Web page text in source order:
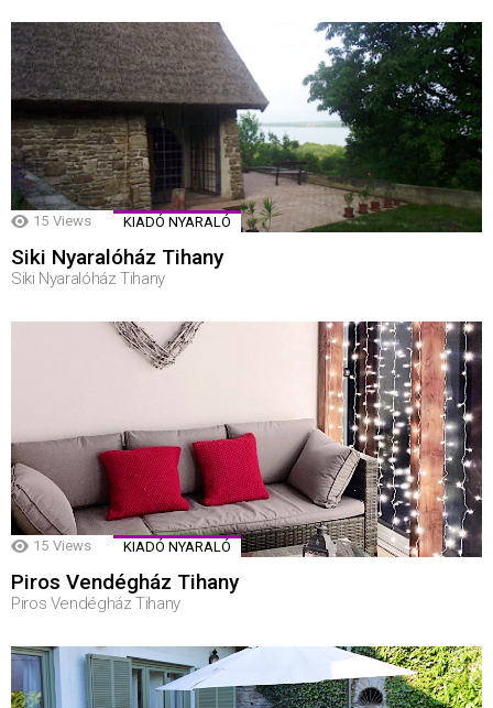
15 Views KIADÓ NYARALÓ
Siki Nyaralóház Tihany
Siki Nyaralóház Tihany
15 Views KIADÓ NYARALÓ
Piros Vendégház Tihany
Piros Vendégház Tihany